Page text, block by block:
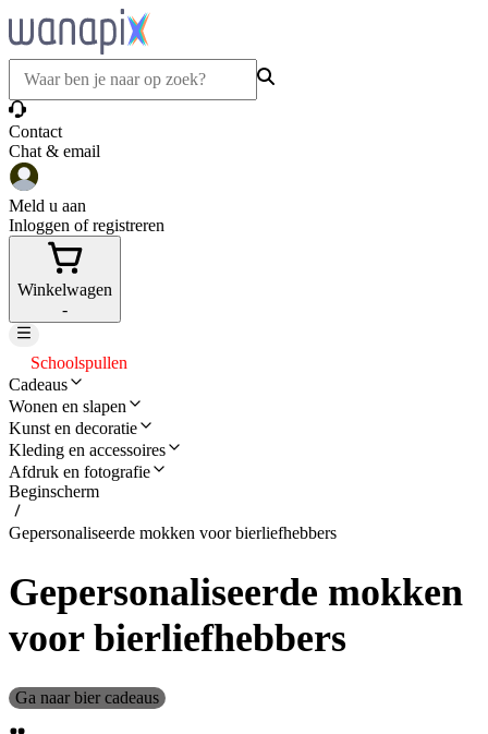
Contact
Chat & email
Meld u aan
Inloggen of registreren
Winkelwagen
-
Schoolspullen
Cadeaus
Wonen en slapen
Kunst en decoratie
Kleding en accessoires
Afdruk en fotografie
Beginscherm
Gepersonaliseerde mokken voor bierliefhebbers
Gepersonaliseerde mokken
voor bierliefhebbers
Ga naar bier cadeaus